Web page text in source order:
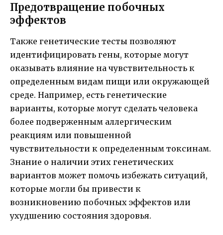
Предотвращение побочных
эффектов
Также генетические тесты позволяют
идентифицировать гены, которые могут
оказывать влияние на чувствительность к
определенным видам пищи или окружающей
среде. Например, есть генетические
варианты, которые могут сделать человека
более подверженным аллергическим
реакциям или повышенной
чувствительности к определенным токсинам.
Знание о наличии этих генетических
вариантов может помочь избежать ситуаций,
которые могли бы привести к
возникновению побочных эффектов или
ухудшению состояния здоровья.